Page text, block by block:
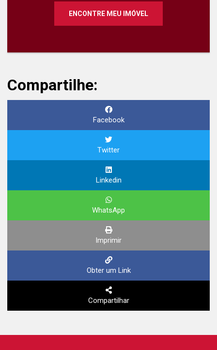
ENCONTRE MEU IMÓVEL
Compartilhe:
Facebook
Twitter
Linkedin
WhatsApp
Imprimir
Obter um Link
Compartilhar